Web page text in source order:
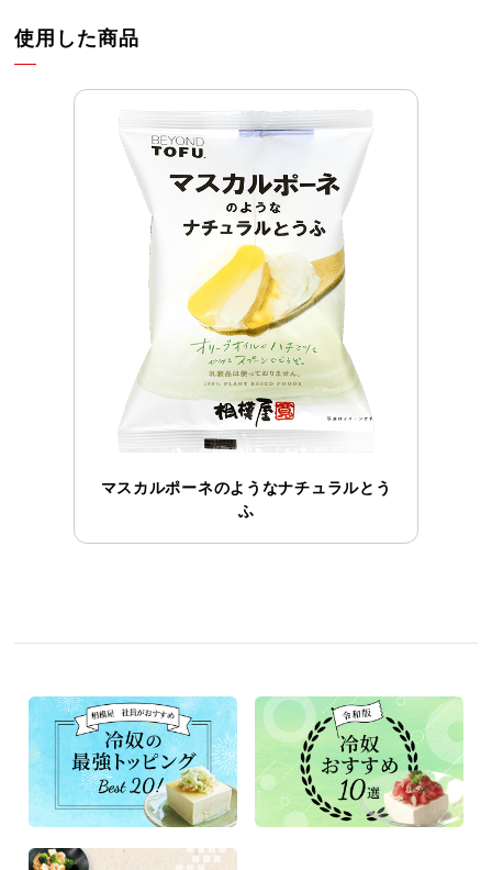
使用した商品
マスカルポーネのようなナチュラルとう
ふ